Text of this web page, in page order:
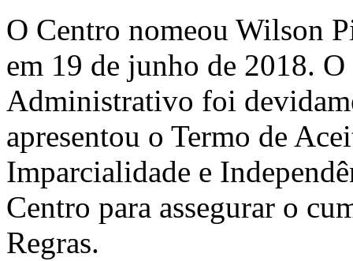
O Centro nomeou Wilson
em 19 de junho de 2018.
Administrativo foi
apresentou o Termo de
Imparcialidade e
Centro para assegurar o
Regras.